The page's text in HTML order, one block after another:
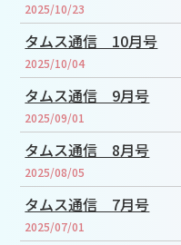
2025/10/23
タムス通信 10月号
2025/10/04
タムス通信 9月号
2025/09/01
タムス通信 8月号
2025/08/05
タムス通信 7月号
2025/07/01